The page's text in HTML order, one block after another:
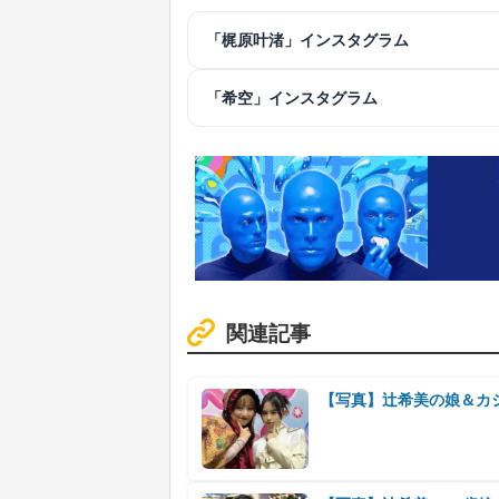
「梶原叶渚」インスタグラム
「希空」インスタグラム
関連記事
【写真】辻希美の娘＆